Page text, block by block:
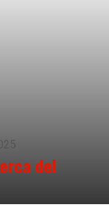
del